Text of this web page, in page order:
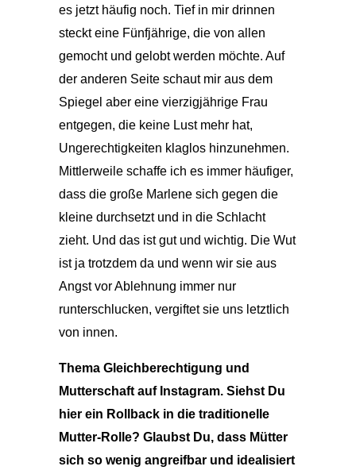
es jetzt häufig noch. Tief in mir drinnen
steckt eine Fünfjährige, die von allen
gemocht und gelobt werden möchte. Auf
der anderen Seite schaut mir aus dem
Spiegel aber eine vierzigjährige Frau
entgegen, die keine Lust mehr hat,
Ungerechtigkeiten klaglos hinzunehmen.
Mittlerweile schaffe ich es immer häufiger,
dass die große Marlene sich gegen die
kleine durchsetzt und in die Schlacht
zieht. Und das ist gut und wichtig. Die Wut
ist ja trotzdem da und wenn wir sie aus
Angst vor Ablehnung immer nur
runterschlucken, vergiftet sie uns letztlich
von innen.
Thema Gleichberechtigung und
Mutterschaft auf Instagram. Siehst Du
hier ein Rollback in die traditionelle
Mutter-Rolle? Glaubst Du, dass Mütter
sich so wenig angreifbar und idealisiert